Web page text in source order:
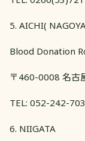
5. AICHI(
Blood Donation
〒460-0008 名古
TEL: 052-242-
6. NIIGATA